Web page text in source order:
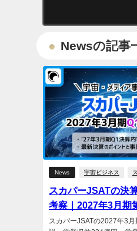
Newsの記事
News 宇宙ビジネス
スカパーJSATの決
考察｜2027年3月期
スカパーJSATの2027年3